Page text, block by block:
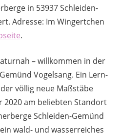
in 53937 Schleiden-
Adresse: Im Wingertchen
.
– willkommen in der
Vogelsang. Ein Lern-
völlig neue Maßstäbe
2020 am beliebten Standort
Schleiden-Gemünd
wald- und wasserreiches